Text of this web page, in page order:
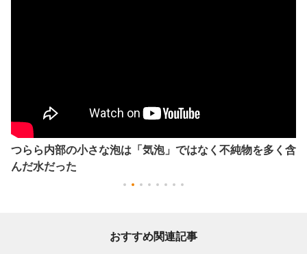
つらら内部の小さな泡は「気泡」ではなく不純物を多く含
んだ水だった
おすすめ関連記事